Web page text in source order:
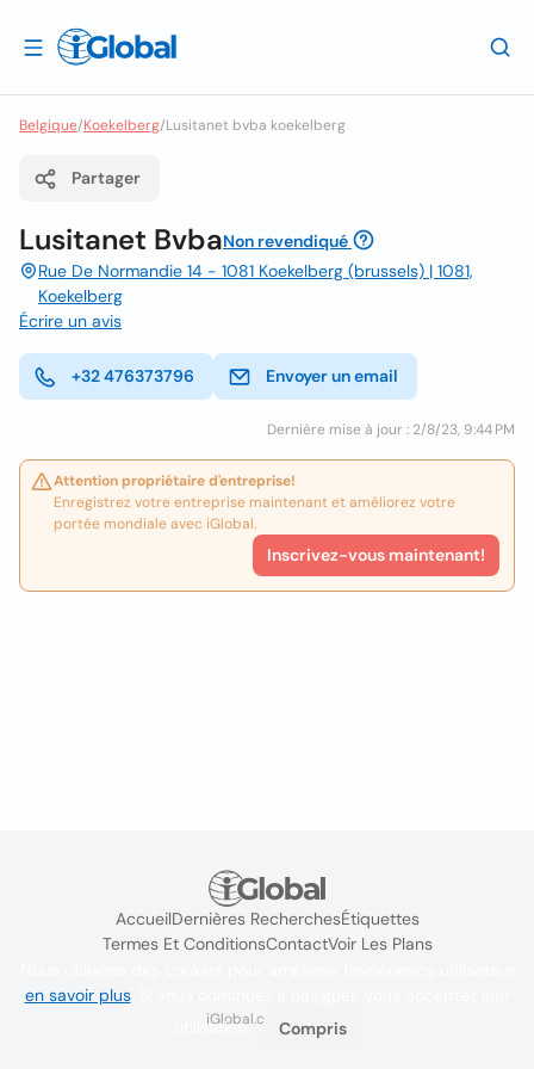
Belgique/Koekelberg/Lusitanet bvba koekelberg
Partager
Lusitanet BvbaNon revendiqué
Rue De Normandie 14 - 1081 Koekelberg (brussels) | 1081,
Koekelberg
Écrire un avis
+32 476373796 Envoyer un email
Dernière mise à jour : 2/8/23, 9:44 PM
Attention propriétaire d'entreprise!
Enregistrez votre entreprise maintenant et améliorez votre
portée mondiale avec iGlobal.
Inscrivez-vous maintenant!
AccueilDernières RecherchesÉtiquettes
Termes Et ConditionsContactVoir Les Plans
iGlobal.co @ 2024
en savoir plus. Si vous continuez à naviguer, vous acceptez leur
utilisation.
Compris